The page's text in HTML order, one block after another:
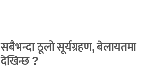
ठूलो सूर्यग्रहण, बेलायतमा
देखिन्छ ?